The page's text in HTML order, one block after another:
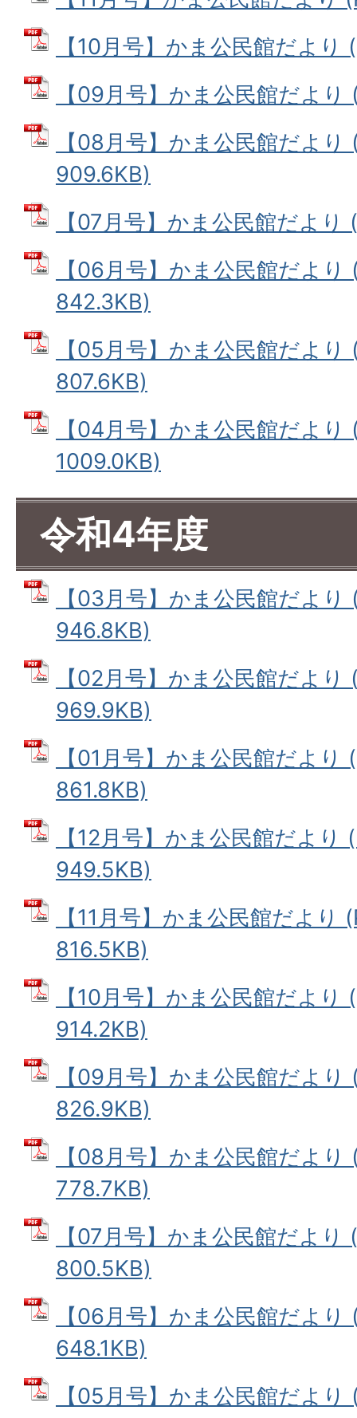
【10月号】かま公民館だよ
【09月号】かま公民館だよ
【08月号】かま公民館だよ
909.6KB)
【07月号】かま公民館だよ
【06月号】かま公民館だよ
842.3KB)
【05月号】かま公民館だよ
807.6KB)
【04月号】かま公民館だよ
1009.0KB)
令和4年度
【03月号】かま公民館だよ
946.8KB)
【02月号】かま公民館だより
969.9KB)
【01月号】かま公民館だより
861.8KB)
【12月号】かま公民館だより
949.5KB)
【11月号】かま公民館だより
816.5KB)
【10月号】かま公民館だより
914.2KB)
【09月号】かま公民館だよ
826.9KB)
【08月号】かま公民館だよ
778.7KB)
【07月号】かま公民館だより
800.5KB)
【06月号】かま公民館だよ
648.1KB)
【05月号】かま公民館だよ